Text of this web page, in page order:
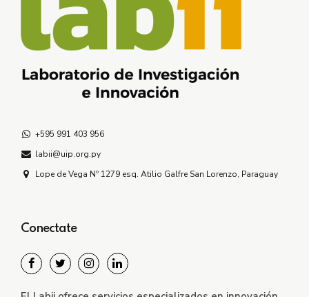
+595 991 403 956
labii@uip.org.py
Lope de Vega Nº 1279 esq. Atilio Galfre San Lorenzo, Paraguay
Conectate